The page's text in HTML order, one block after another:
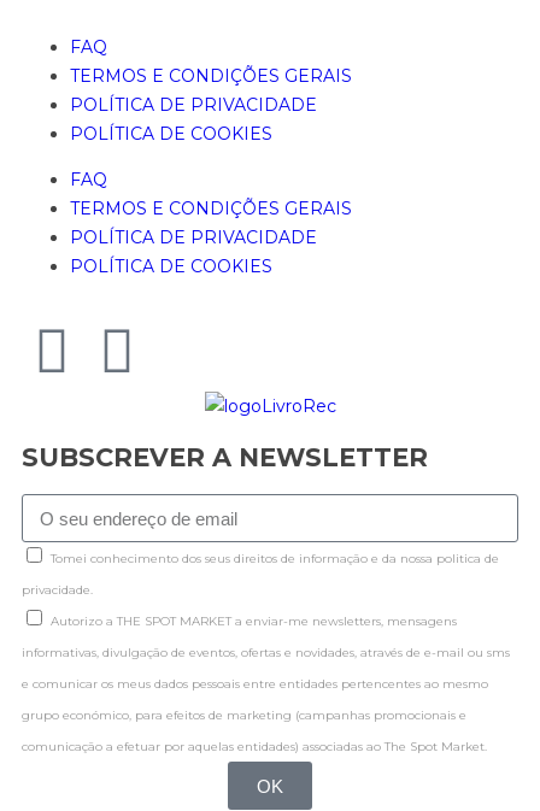
FAQ
TERMOS E CONDIÇÕES GERAIS
POLÍTICA DE PRIVACIDADE
POLÍTICA DE COOKIES
FAQ
TERMOS E CONDIÇÕES GERAIS
POLÍTICA DE PRIVACIDADE
POLÍTICA DE COOKIES
SUBSCREVER A NEWSLETTER
Tomei conhecimento dos seus direitos de informação e da nossa politica de
privacidade.
Autorizo a THE SPOT MARKET a enviar-me newsletters, mensagens
informativas, divulgação de eventos, ofertas e novidades, através de e-mail ou sms
e comunicar os meus dados pessoais entre entidades pertencentes ao mesmo
grupo económico, para efeitos de marketing (campanhas promocionais e
comunicação a efetuar por aquelas entidades) associadas ao The Spot Market.
OK